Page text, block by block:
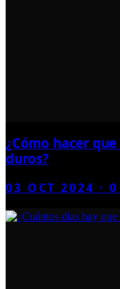
¿Cómo hacer
duros?
03 OCT 2024 ·0